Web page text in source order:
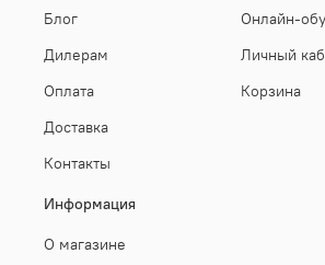
Блог
Дилерам
Оплата
Доставка
Контакты
Онлайн-
Личный
Корзина
Информация
О магазине